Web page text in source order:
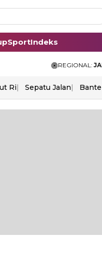
SportIndeks
REGIONAL:
Ri Sepatu Jalan